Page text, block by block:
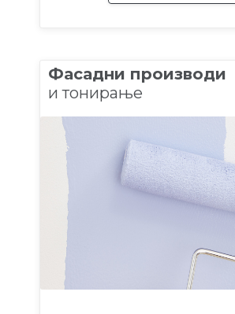
Фасадни производи
и тонирање